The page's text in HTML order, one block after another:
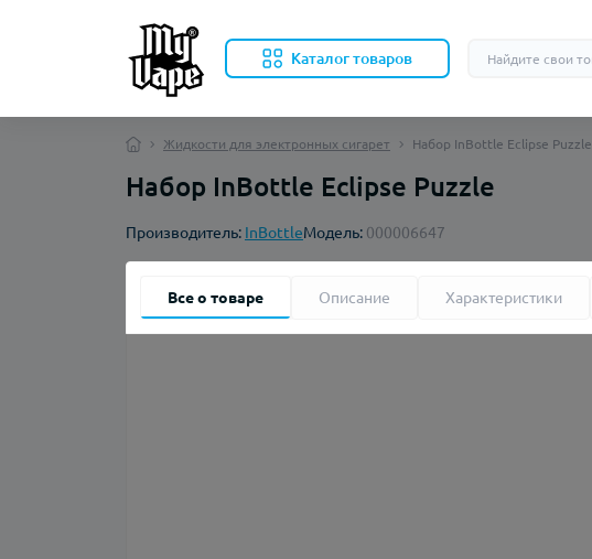
Каталог товаров
Жидкости для электронных сигарет Набор InBottle Eclipse Puzzle
Набор InBottle Eclipse Puzzle
Производитель: InBottleМодель: 000006647
Все о товаре Описание Характеристики